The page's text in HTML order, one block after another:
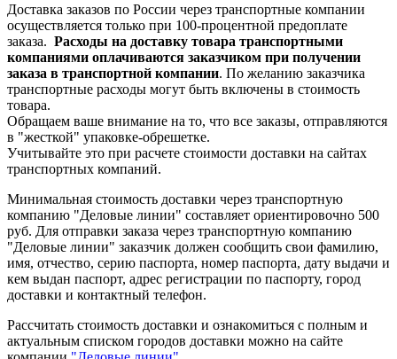
Доставка заказов по России через транспортные компании
осуществляется только при 100-процентной предоплате
заказа. Расходы на доставку товара транспортными
компаниями оплачиваются заказчиком при получении
заказа в транспортной компании. По желанию заказчика
транспортные расходы могут быть включены в стоимость
товара.
Обращаем ваше внимание на то, что все заказы, отправляются
в "жесткой" упаковке-обрешетке.
Учитывайте это при расчете стоимости доставки на сайтах
транспортных компаний.
Минимальная стоимость доставки через транспортную
компанию "Деловые линии" составляет ориентировочно 500
руб. Для отправки заказа через транспортную компанию
"Деловые линии" заказчик должен сообщить свои фамилию,
имя, отчество, серию паспорта, номер паспорта, дату выдачи и
кем выдан паспорт, адрес регистрации по паспорту, город
доставки и контактный телефон.
Рассчитать стоимость доставки и ознакомиться с полным и
актуальным списком городов доставки можно на сайте